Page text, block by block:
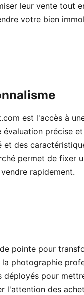
leur vente tout
votre bien
est l'accès à
précise
et des
permet de fixer
rapidement.
pointe pour
photographie
déployés pour
l'attention des